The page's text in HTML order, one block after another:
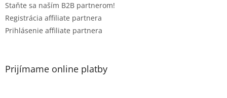
Staňte sa naším B2B partnerom!
Registrácia affiliate partnera
Prihlásenie affiliate partnera
Prijímame online platby